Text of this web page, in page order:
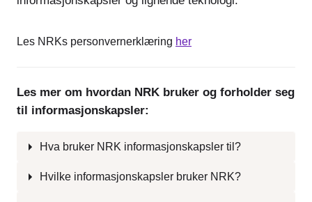
Les NRKs personvernerklæring her
Les mer om hvordan NRK bruker og forholder seg
til informasjonskapsler:
Hva bruker NRK informasjonskapsler til?
Hvilke informasjonskapsler bruker NRK?